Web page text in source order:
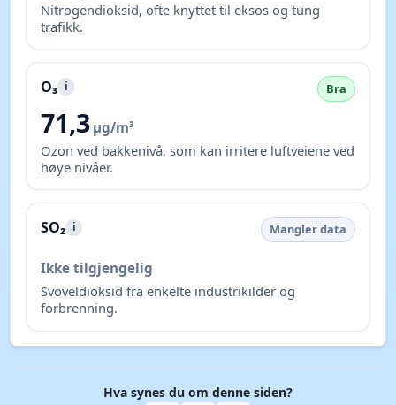
Nitrogendioksid, ofte knyttet til eksos og tung
trafikk.
O₃ i Bra
71,3 µg/m³
Ozon ved bakkenivå, som kan irritere luftveiene ved
høye nivåer.
SO₂ i Mangler data
Ikke tilgjengelig
Svoveldioksid fra enkelte industrikilder og
forbrenning.
Hva synes du om denne siden?